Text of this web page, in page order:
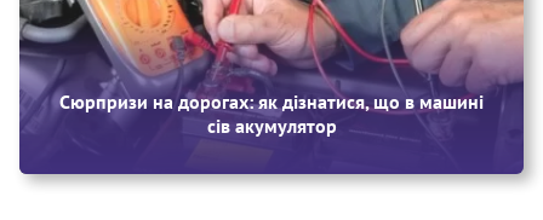
Сюрпризи на дорогах: як дізнатися, що в машині
сів акумулятор